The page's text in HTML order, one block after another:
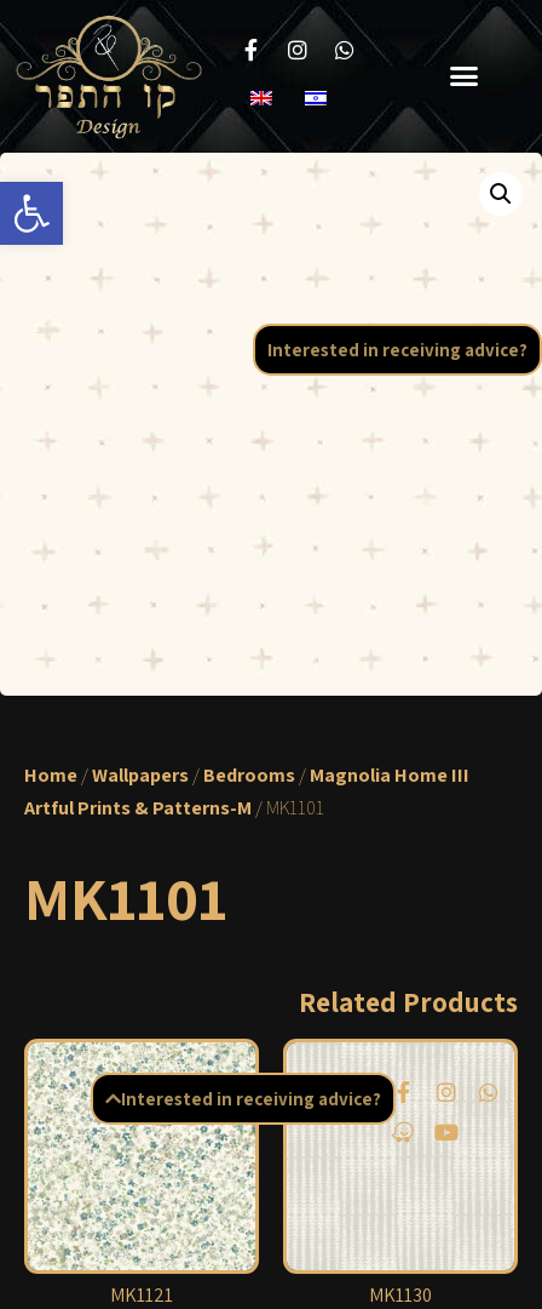
Open toolbar
Home/Wallpapers/Bedrooms/Magnolia Home III
Artful Prints & Patterns-M / MK1101
MK1101
Related Products
MK1121 MK1130
Interested in receiving advice?
Interested in receiving advice?